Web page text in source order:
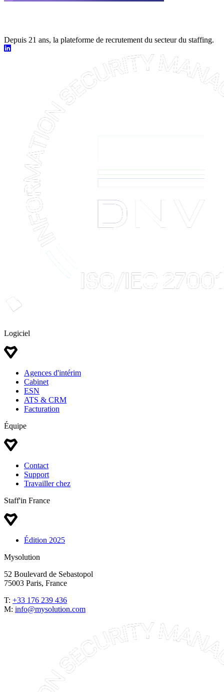
Depuis 21 ans, la plateforme de recrutement du secteur du staffing.
Logiciel
Agences d'intérim
Cabinet
ESN
ATS & CRM
Facturation
Équipe
Contact
Support
Travailler chez
Staff'in France
Édition 2025
Mysolution
52 Boulevard de Sebastopol
75003 Paris, France
T: +33 176 239 436
M: info@mysolution.com